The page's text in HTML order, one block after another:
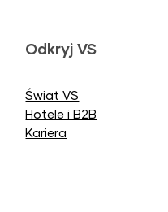
Odkryj VS
Świat VS
Hotele i B2B
Kariera